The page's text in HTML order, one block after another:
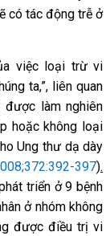
có tác động trễ ở
việc loại trừ vi
ta,”, liên quan
được làm nghiên
hoặc không loại
Ung thư dạ dày
397).
triển ở 9 bệnh
ở nhóm không
được điều trị vi